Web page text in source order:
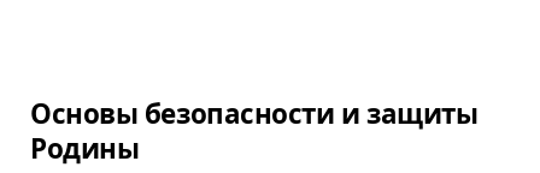
Олимпиада
Основы безопасности и защиты
Родины